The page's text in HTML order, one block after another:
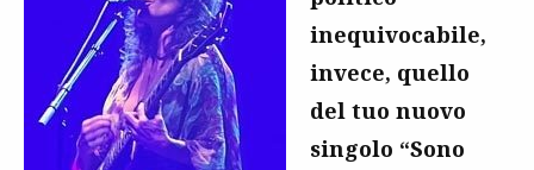
inequivocabile,
invece, quello
del tuo nuovo
singolo “Sono